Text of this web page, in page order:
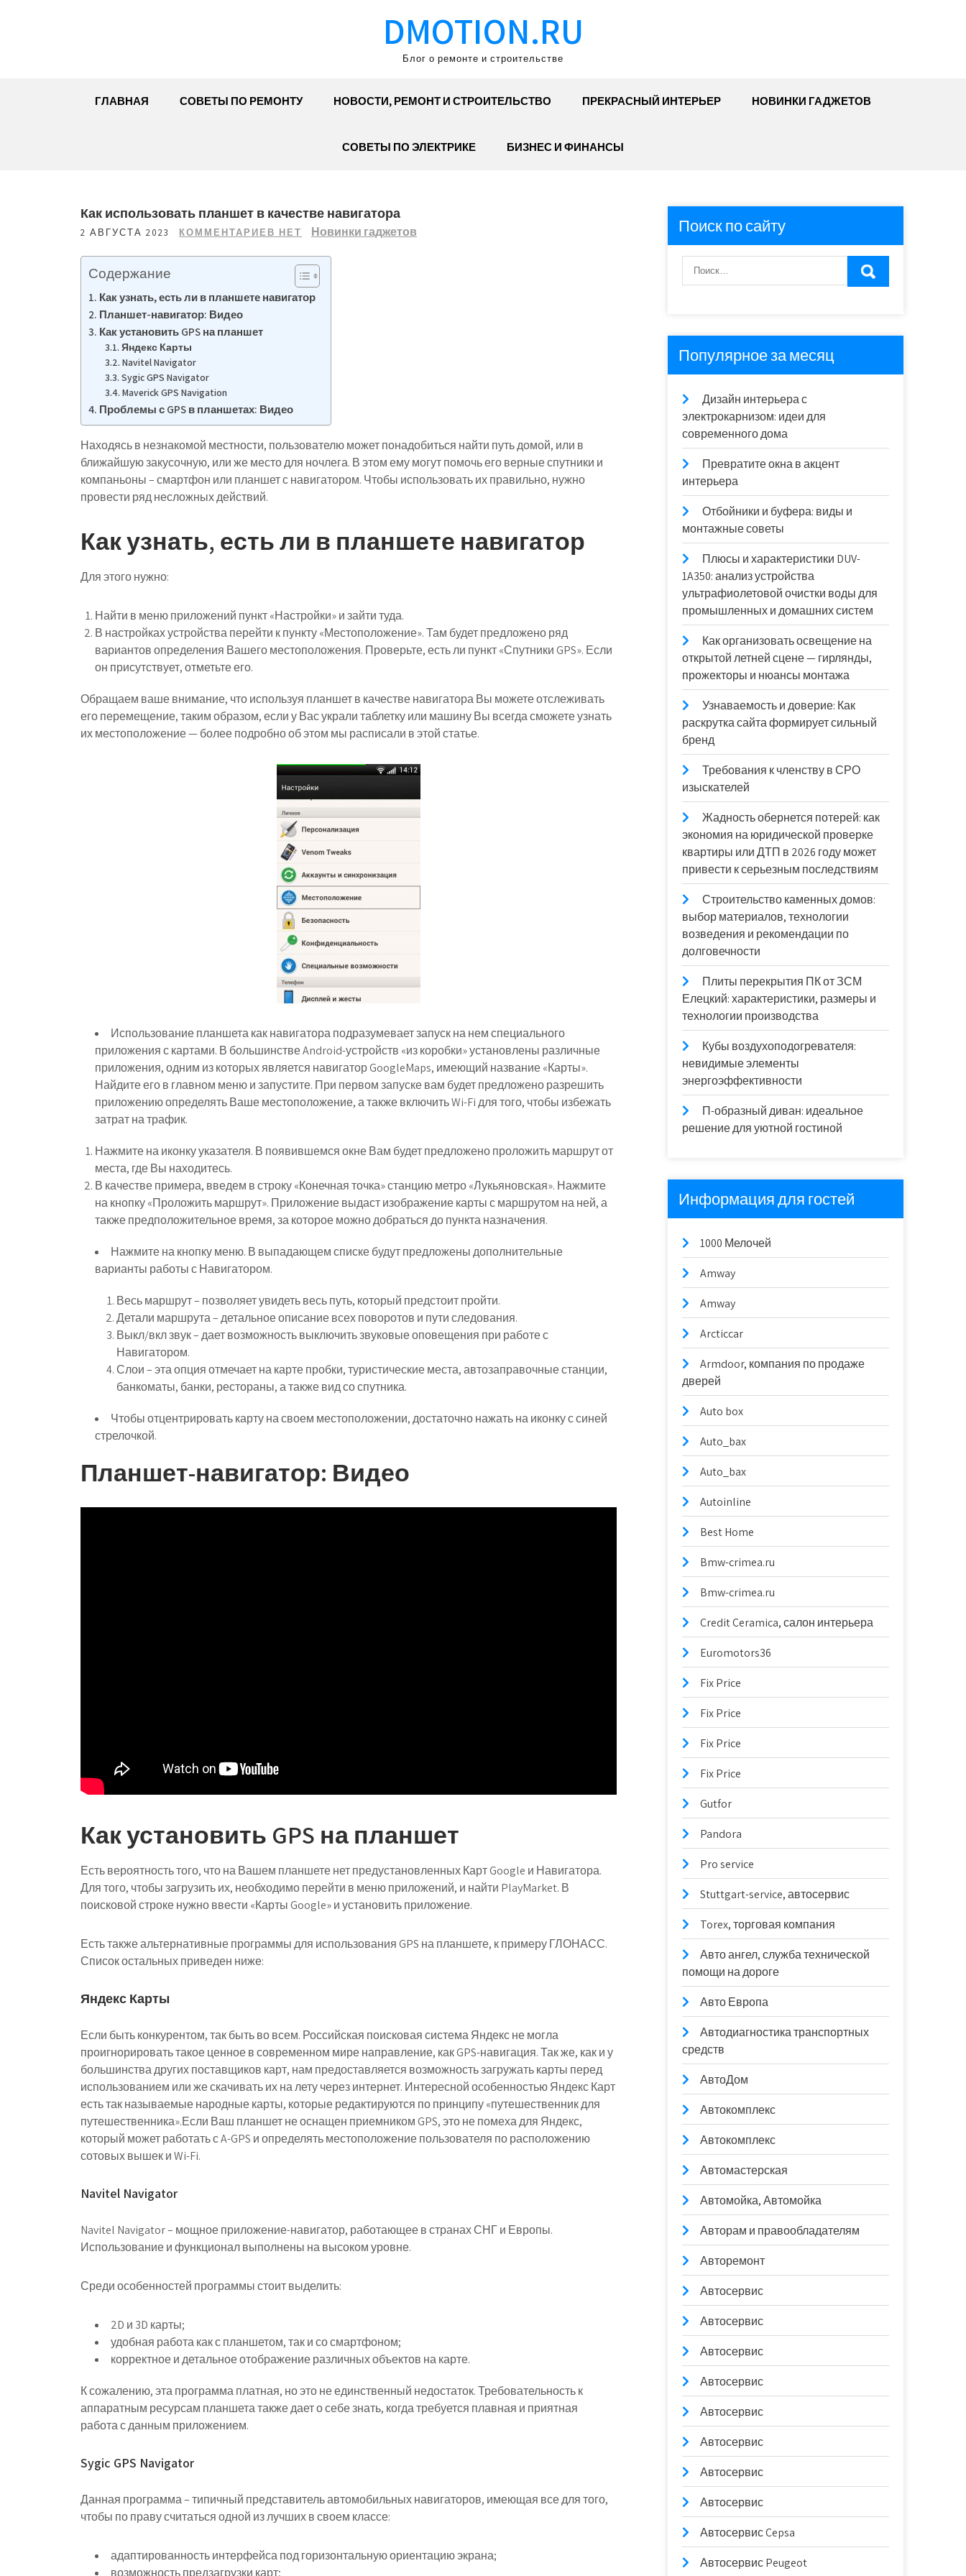
DMOTION.RU
Блог о ремонте и строительстве
ГЛАВНАЯ СОВЕТЫ ПО РЕМОНТУ НОВОСТИ, РЕМОНТ И СТРОИТЕЛЬСТВО ПРЕКРАСНЫЙ ИНТЕРЬЕР НОВИНКИ ГАДЖЕТОВ
СОВЕТЫ ПО ЭЛЕКТРИКЕ БИЗНЕС И ФИНАНСЫ
Как использовать планшет в качестве навигатора
2 АВГУСТА 2023 КОММЕНТАРИЕВ НЕТ Новинки гаджетов
Содержание
Как узнать, есть ли в планшете навигатор
Планшет-навигатор: Видео
Как установить GPS на планшет
Яндекс Карты
Navitel Navigator
Sygic GPS Navigator
Maverick GPS Navigation
Проблемы с GPS в планшетах: Видео
Находясь в незнакомой местности, пользователю может понадобиться найти путь домой, или в
ближайшую закусочную, или же место для ночлега. В этом ему могут помочь его верные спутники и
компаньоны – смартфон или планшет с навигатором. Чтобы использовать их правильно, нужно
провести ряд несложных действий.
Как узнать, есть ли в планшете навигатор
Для этого нужно:
Найти в меню приложений пункт «Настройки» и зайти туда.
В настройках устройства перейти к пункту «Местоположение». Там будет предложено ряд
вариантов определения Вашего местоположения. Проверьте, есть ли пункт «Спутники GPS». Если
он присутствует, отметьте его.
Обращаем ваше внимание, что используя планшет в качестве навигатора Вы можете отслеживать
его перемещение, таким образом, если у Вас украли таблетку или машину Вы всегда сможете узнать
их местоположение — более подробно об этом мы расписали в этой статье.
Использование планшета как навигатора подразумевает запуск на нем специального
приложения с картами. В большинстве Android-устройств «из коробки» установлены различные
приложения, одним из которых является навигатор GoogleMaps, имеющий название «Карты».
Найдите его в главном меню и запустите. При первом запуске вам будет предложено разрешить
приложению определять Ваше местоположение, а также включить Wi-Fi для того, чтобы избежать
затрат на трафик.
Нажмите на иконку указателя. В появившемся окне Вам будет предложено проложить маршрут от
места, где Вы находитесь.
В качестве примера, введем в строку «Конечная точка» станцию метро «Лукьяновская». Нажмите
на кнопку «Проложить маршрут». Приложение выдаст изображение карты с маршрутом на ней, а
также предположительное время, за которое можно добраться до пункта назначения.
Нажмите на кнопку меню. В выпадающем списке будут предложены дополнительные
варианты работы с Навигатором.
Весь маршрут – позволяет увидеть весь путь, который предстоит пройти.
Детали маршрута – детальное описание всех поворотов и пути следования.
Выкл/вкл звук – дает возможность выключить звуковые оповещения при работе с
Навигатором.
Слои – эта опция отмечает на карте пробки, туристические места, автозаправочные станции,
банкоматы, банки, рестораны, а также вид со спутника.
Чтобы отцентрировать карту на своем местоположении, достаточно нажать на иконку с синей
стрелочкой.
Планшет-навигатор: Видео
Как установить GPS на планшет
Есть вероятность того, что на Вашем планшете нет предустановленных Карт Google и Навигатора.
Для того, чтобы загрузить их, необходимо перейти в меню приложений, и найти PlayMarket. В
поисковой строке нужно ввести «Карты Google» и установить приложение.
Есть также альтернативные программы для использования GPS на планшете, к примеру ГЛОНАСС.
Список остальных приведен ниже:
Яндекс Карты
Если быть конкурентом, так быть во всем. Российская поисковая система Яндекс не могла
проигнорировать такое ценное в современном мире направление, как GPS-навигация. Так же, как и у
большинства других поставщиков карт, нам предоставляется возможность загружать карты перед
использованием или же скачивать их на лету через интернет. Интересной особенностью Яндекс Карт
есть так называемые народные карты, которые редактируются по принципу «путешественник для
путешественника».Если Ваш планшет не оснащен приемником GPS, это не помеха для Яндекс,
который может работать с A-GPS и определять местоположение пользователя по расположению
сотовых вышек и Wi-Fi.
Navitel Navigator
Navitel Navigator – мощное приложение-навигатор, работающее в странах СНГ и Европы.
Использование и функционал выполнены на высоком уровне.
Среди особенностей программы стоит выделить:
2D и 3D карты;
удобная работа как с планшетом, так и со смартфоном;
корректное и детальное отображение различных объектов на карте.
К сожалению, эта программа платная, но это не единственный недостаток. Требовательность к
аппаратным ресурсам планшета также дает о себе знать, когда требуется плавная и приятная
работа с данным приложением.
Sygic GPS Navigator
Данная программа – типичный представитель автомобильных навигаторов, имеющая все для того,
чтобы по праву считаться одной из лучших в своем классе:
адаптированность интерфейса под горизонтальную ориентацию экрана;
возможность предзагрузки карт;
Поиск по сайту
Популярное за месяц
Дизайн интерьера с
электрокарнизом: идеи для
современного дома
Превратите окна в акцент
интерьера
Отбойники и буфера: виды и
монтажные советы
Плюсы и характеристики DUV-
1A350: анализ устройства
ультрафиолетовой очистки воды для
промышленных и домашних систем
Как организовать освещение на
открытой летней сцене — гирлянды,
прожекторы и нюансы монтажа
Узнаваемость и доверие: Как
раскрутка сайта формирует сильный
бренд
Требования к членству в СРО
изыскателей
Жадность обернется потерей: как
экономия на юридической проверке
квартиры или ДТП в 2026 году может
привести к серьезным последствиям
Строительство каменных домов:
выбор материалов, технологии
возведения и рекомендации по
долговечности
Плиты перекрытия ПК от ЗСМ
Елецкий: характеристики, размеры и
технологии производства
Кубы воздухоподогревателя:
невидимые элементы
энергоэффективности
П-образный диван: идеальное
решение для уютной гостиной
Информация для гостей
1000 Мелочей
Amway
Amway
Arcticcar
Armdoor, компания по продаже
дверей
Auto box
Auto_bax
Auto_bax
Autoinline
Best Home
Bmw-crimea.ru
Bmw-crimea.ru
Credit Ceramica, салон интерьера
Euromotors36
Fix Price
Fix Price
Fix Price
Fix Price
Gutfor
Pandora
Pro service
Stuttgart-service, автосервис
Torex, торговая компания
Авто ангел, служба технической
помощи на дороге
Авто Европа
Автодиагностика транспортных
средств
АвтоДом
Автокомплекс
Автокомплекс
Автомастерская
Автомойка, Автомойка
Авторам и правообладателям
Авторемонт
Автосервис
Автосервис
Автосервис
Автосервис
Автосервис
Автосервис
Автосервис
Автосервис
Автосервис Cepsa
Автосервис Peugeot